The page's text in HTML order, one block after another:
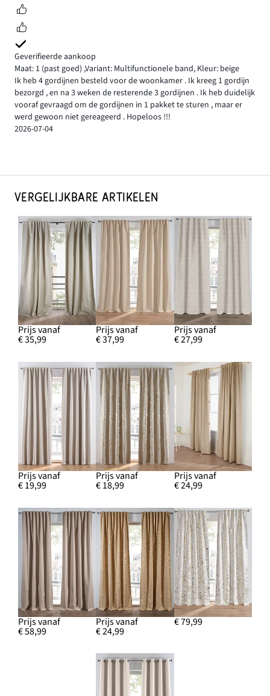
Geverifieerde aankoop
Maat: 1 (past goed) ,Variant: Multifunctionele band, Kleur: beige
Ik heb 4 gordijnen besteld voor de woonkamer . Ik kreeg 1 gordijn
bezorgd , en na 3 weken de resterende 3 gordijnen . Ik heb duidelijk
vooraf gevraagd om de gordijnen in 1 pakket te sturen , maar er
werd gewoon niet gereageerd . Hopeloos !!!
2026-07-04
VERGELIJKBARE ARTIKELEN
Prijs vanaf
€ 35,99
Prijs vanaf
€ 37,99
Prijs vanaf
€ 27,99
Prijs vanaf
€ 19,99
Prijs vanaf
€ 18,99
Prijs vanaf
€ 24,99
Prijs vanaf
€ 58,99
Prijs vanaf
€ 24,99
€ 79,99